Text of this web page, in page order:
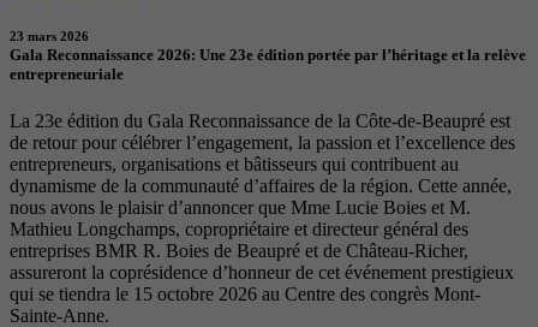
23 mars 2026
Gala Reconnaissance 2026: Une 23e édition portée par l’héritage et la relève
entrepreneuriale
La 23e édition du Gala Reconnaissance de la Côte-de-Beaupré est
de retour pour célébrer l’engagement, la passion et l’excellence des
entrepreneurs, organisations et bâtisseurs qui contribuent au
dynamisme de la communauté d’affaires de la région. Cette année,
nous avons le plaisir d’annoncer que Mme Lucie Boies et M.
Mathieu Longchamps, copropriétaire et directeur général des
entreprises BMR R. Boies de Beaupré et de Château-Richer,
assureront la coprésidence d’honneur de cet événement prestigieux
qui se tiendra le 15 octobre 2026 au Centre des congrès Mont-
Sainte-Anne.